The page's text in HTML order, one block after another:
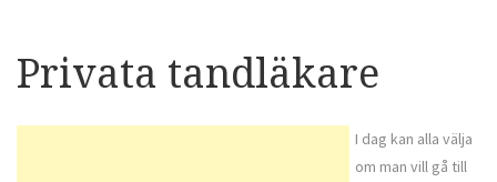
Privata tandläkare
I dag kan alla välja
om man vill gå till